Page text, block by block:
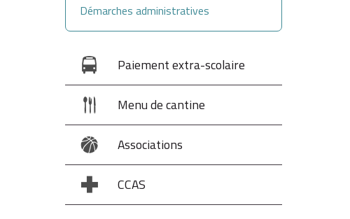
Démarches administratives
Paiement extra-scolaire
Menu de cantine
Associations
CCAS